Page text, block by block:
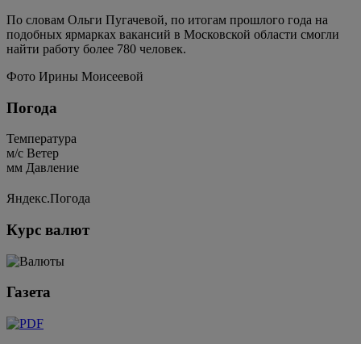
По словам Ольги Пугачевой, по итогам прошлого года на
подобных ярмарках вакансий в Московской области смогли
найти работу более 780 человек.
Фото Ирины Моисеевой
Погода
Температура
м/c Ветер
мм Давление
Яндекс.Погода
Курс валют
Газета